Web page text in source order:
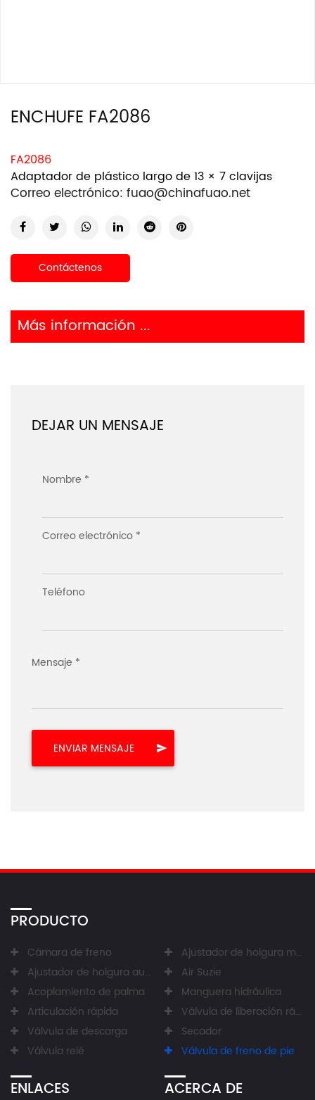
ENCHUFE FA2086
FA2086
Adaptador de plástico largo de 13 × 7 clavijas
Correo electrónico: fuao@chinafuao.net
Contáctenos
Más información ...
DEJAR UN MENSAJE
Nombre *
Correo electrónico *
Teléfono
Mensaje *
PRODUCTO
Cámara de freno
Ajustador de holgura manual
Ajustador de holgura automático
Air Suzie
Acoplamiento de palma
Manguera hidráulica
Articulación rápida
Válvula de liberación rápida
Válvula de descarga
Secador
Válvula relé
Válvula de freno de pie
ENLACES ACERCA DE